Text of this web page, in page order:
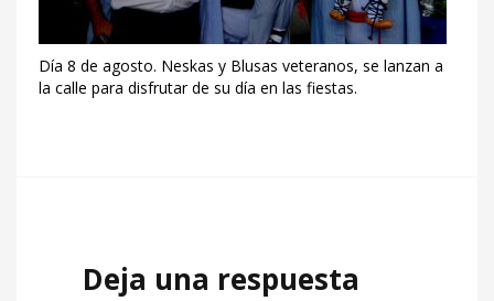
Día 8 de agosto. Neskas y Blusas veteranos, se lanzan a
la calle para disfrutar de su día en las fiestas.
Deja una respuesta